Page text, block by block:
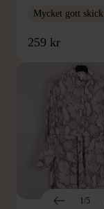
Mycket gott skick
259 kr
1/5